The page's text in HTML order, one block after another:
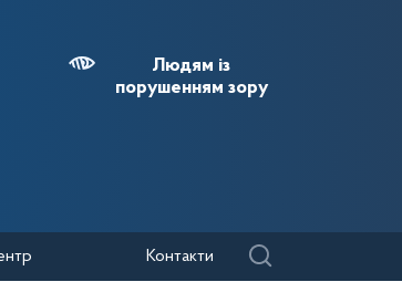
Людям із
порушенням зору
Контакти